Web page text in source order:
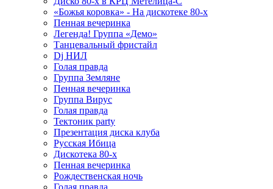
«Божья коровка» - На дискотеке 80-х
Пенная вечеринка
Легенда! Группа «Демо»
Танцевальный фристайл
Dj НИЛ
Голая правда
Группа Земляне
Пенная вечеринка
Группа Вирус
Голая правда
Тектоник party
Презентация диска клуба
Русская Ибица
Дискотека 80-х
Пенная вечеринка
Рождественская ночь
Голая правда